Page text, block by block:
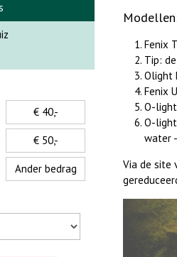
Fenix
Tip:
Olight
Fenix
O-
O-
water
Via de site
€ 40,-
€ 50,-
Ander bedrag